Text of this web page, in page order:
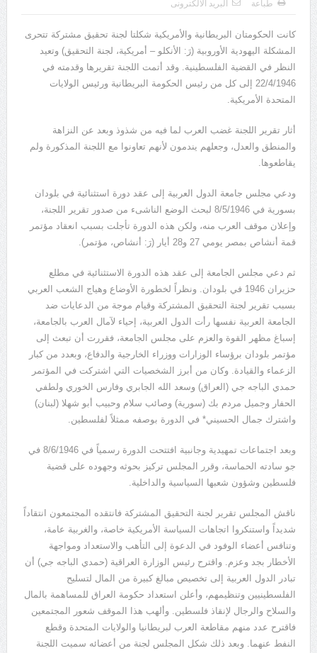
طباعة
البريد الالكترونى
كانت الحكومتان البريطانية والأمريكية شكلتا لجنة تحقيق مشتركة تتحرى
المشكلة اليهودية الأوروبية (رَ: الأنكلو – أمريكية، لجنة التحقيق) وتعيد
النظر في القضية الفلسطينية. وقد أتمت اللجنة تقريرها وقدمته في
22/4/1946 إلى كل من رئيس الحكومة البريطانية ورئيس الولايات
المتحدة الأمريكية.
أثار تقرير اللجنة غضب العرب لما فيه من شذوذ وبعد عن النزاهة
والمنطق والعدل، وجعلهم يندمون لأنهم تعاونوا مع اللجنة المذكورة ولم
يقاطعوها.
ودعي مجلس جامعة الدول العربية إلى عقد دورة استثنائية في بلودان
بسورية في 8/5/1946 لبحث الوضع الناشىء من صدور تقرير اللجنة،
وإعلان موقف العرب منه، ولكن هذه الدورة تأجلت بسبب انعقاد مؤتمر
قمة أنشاص بمصر يومي 27 و28 أيار (رَ: أنشاص، مؤتمر).
ثم دعي مجلس الجامعة إلى عقد هذه الدورة الاستثنائية في مطلع
حزيران 1946 في بلودان. ونظراً لخطورة الأوضاع وهياج الشعب العربي
بسبب تقرير لجنة التحقيق المشتركة وقيام موجة من الدعايات ضد
الجامعة العربية نفسها رأت الدول العربية، إحياء لآمال العرب بالجامعة،
إسباغ مظهر القوة والعزم على مجلس الجامعة، فقررت أن تبعث إلى
مؤتمر بلودان برؤساء الوزارات ووزراء الخارجية والدفاع، وبعدد من كبار
الزعماء والقيادة. وكان من أبرز الشخصيات التي اشتركت في المؤتمر
حمدي الباجه جي (العراق) وسعد الله الجابري وفارس الخوري ولطفي
الحفار وجميل مردم بك (سورية) وصائب سلام وحبيب أبو شهلا (لبنان)
واشترك جمال الحسيني* في الدورة بوصفه ممثلاً لفلسطين.
وبعد اجتماعات تمهيدية وجانبية افتتحت الدورة رسمياً في 8/6/1946 في
جو سادته الحماسة، وقرر المجلس تركيز بحوثه وجهوده على قضية
فلسطين وشؤون شعبها السياسية والداخلية.
ناقش المجلس تقرير لجنة التحقيق المشتركة فانتقده المجتمعون انتقاداً
شديداً واستنكروا اتجاهات السياسة الأمريكية خاصة، والغربية عامة،
وتنافس أعضاء الوفود في الدعوة إلى التأهب والاستعداد ومواجهة
الأخطار بجد وعزم. واقترح رئيس الوزارة العراقية (حمدي الباجه جي) أن
تبادر الدول العربية إلى تخصيص مبالغ كبيرة من المال لتسليح
الفلسطينيين وتنظيمهم، وأعلن استعداد حكومة العراق للمساهمة بالمال
والسلاح والرجال لإنقاذ فلسطين. وألهب هذا الموقف شعور المجتمعين
فاقترح عدد منهم مقاطعة العرب لبريطانيا والولايات المتحدة وقطع
النفط عنهما. وبعد ذلك شكل المجلس لجنة من أعضائه سميت اللجنة